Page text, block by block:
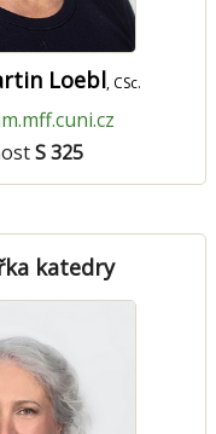
Loebl, CSc.
S 325
katedry